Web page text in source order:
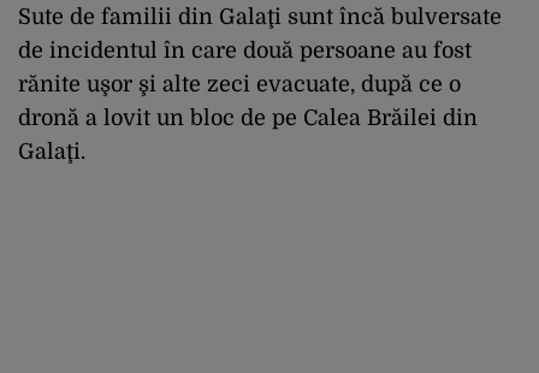
Sute de familii din Galaţi sunt încă bulversate
de incidentul în care două persoane au fost
rănite uşor şi alte zeci evacuate, după ce o
dronă a lovit un bloc de pe Calea Brăilei din
Galaţi.